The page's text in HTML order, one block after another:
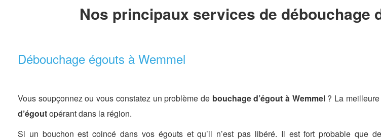
Nos principaux services de débouchage
Débouchage égouts à Wemmel
Vous soupçonnez ou vous constatez un problème de bouchage d’égout à Wemmel? La meilleure
d’égoutopérant dans la région.
Si un bouchon est coincé dans vos égouts et qu’il n’est pas libéré. Il est fort probable que